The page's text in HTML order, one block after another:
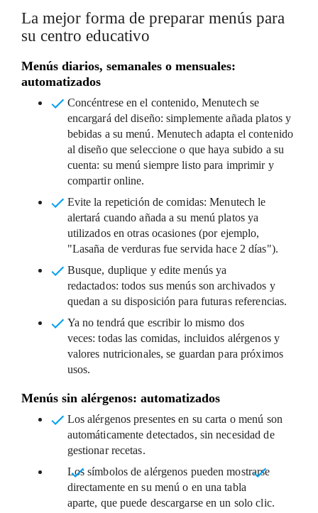
La mejor forma de preparar menús para
su centro educativo
Menús diarios, semanales o mensuales:
automatizados
Concéntrese en el contenido, Menutech se
encargará del diseño: simplemente añada platos y
bebidas a su menú. Menutech adapta el contenido
al diseño que seleccione o que haya subido a su
cuenta: su menú siempre listo para imprimir y
compartir online.
Evite la repetición de comidas: Menutech le
alertará cuando añada a su menú platos ya
utilizados en otras ocasiones (por ejemplo,
"Lasaña de verduras fue servida hace 2 días").
Busque, duplique y edite menús ya
redactados: todos sus menús son archivados y
quedan a su disposición para futuras referencias.
Ya no tendrá que escribir lo mismo dos
veces: todas las comidas, incluidos alérgenos y
valores nutricionales, se guardan para próximos
usos.
Menús sin alérgenos: automatizados
Los alérgenos presentes en su carta o menú son
automáticamente detectados, sin necesidad de
gestionar recetas.
Lossímbolos de alérgenos pueden mostrarse
directamente en su menú o en una tabla
aparte, que puede descargarse en un solo clic.